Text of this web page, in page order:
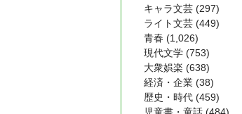
キャラ文芸 (297)
ライト文芸 (449)
青春 (1,026)
現代文学 (753)
大衆娯楽 (638)
経済・企業 (38)
歴史・時代 (459)